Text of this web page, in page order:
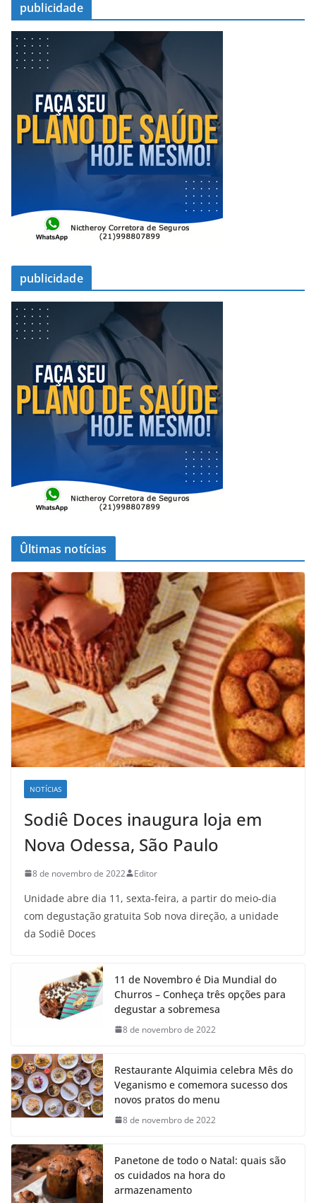
publicidade
publicidade
Ûltimas notícias
NOTÍCIAS
Sodiê Doces inaugura loja em
Nova Odessa, São Paulo
8 de novembro de 2022 Editor
Unidade abre dia 11, sexta-feira, a partir do meio-dia
com degustação gratuita Sob nova direção, a unidade
da Sodiê Doces
11 de Novembro é Dia Mundial do
Churros – Conheça três opções para
degustar a sobremesa
8 de novembro de 2022
Restaurante Alquimia celebra Mês do
Veganismo e comemora sucesso dos
novos pratos do menu
8 de novembro de 2022
Panetone de todo o Natal: quais são
os cuidados na hora do
armazenamento